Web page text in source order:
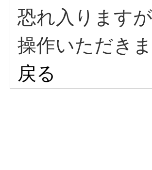
恐れ入ります
操作いただき
戻る